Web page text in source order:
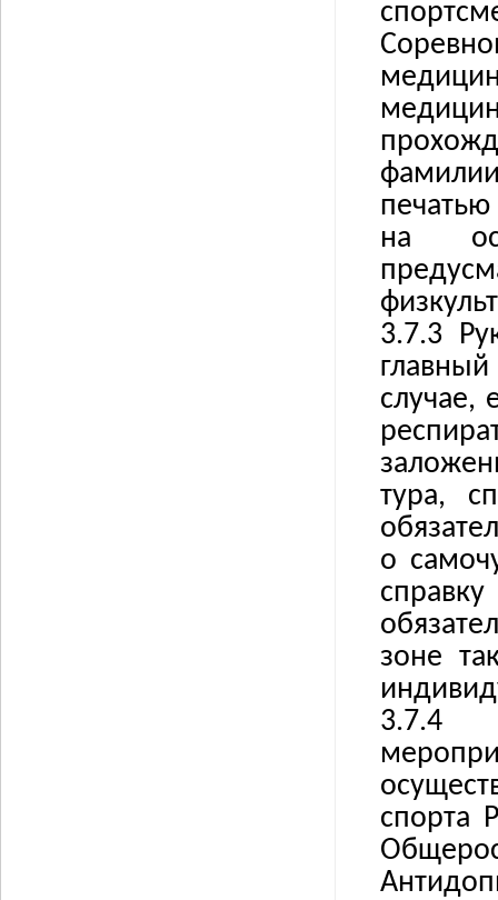
на
3.7.3
случае,
тура,
о
зоне
3.7.4
спорта